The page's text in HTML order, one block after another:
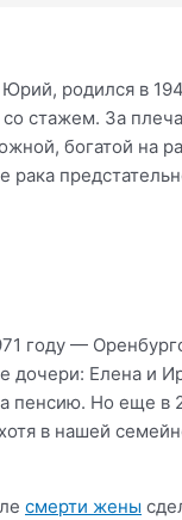
родился в
стажем. За
богатой на
рака
году —
дочери: Елена и
пенсию. Но еще в
в нашей
смерти жены